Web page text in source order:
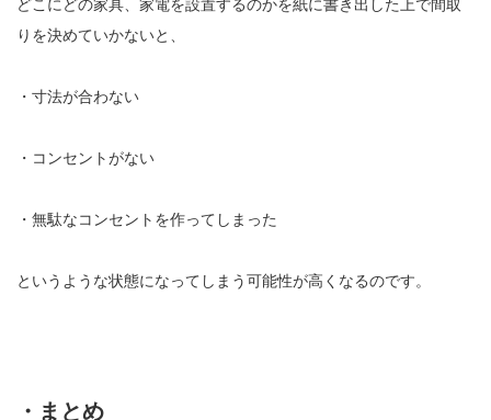
どこにどの家具、家電を設置するのかを紙に書き出した上で間取
りを決めていかないと、
・寸法が合わない
・コンセントがない
・無駄なコンセントを作ってしまった
というような状態になってしまう可能性が高くなるのです。
・まとめ